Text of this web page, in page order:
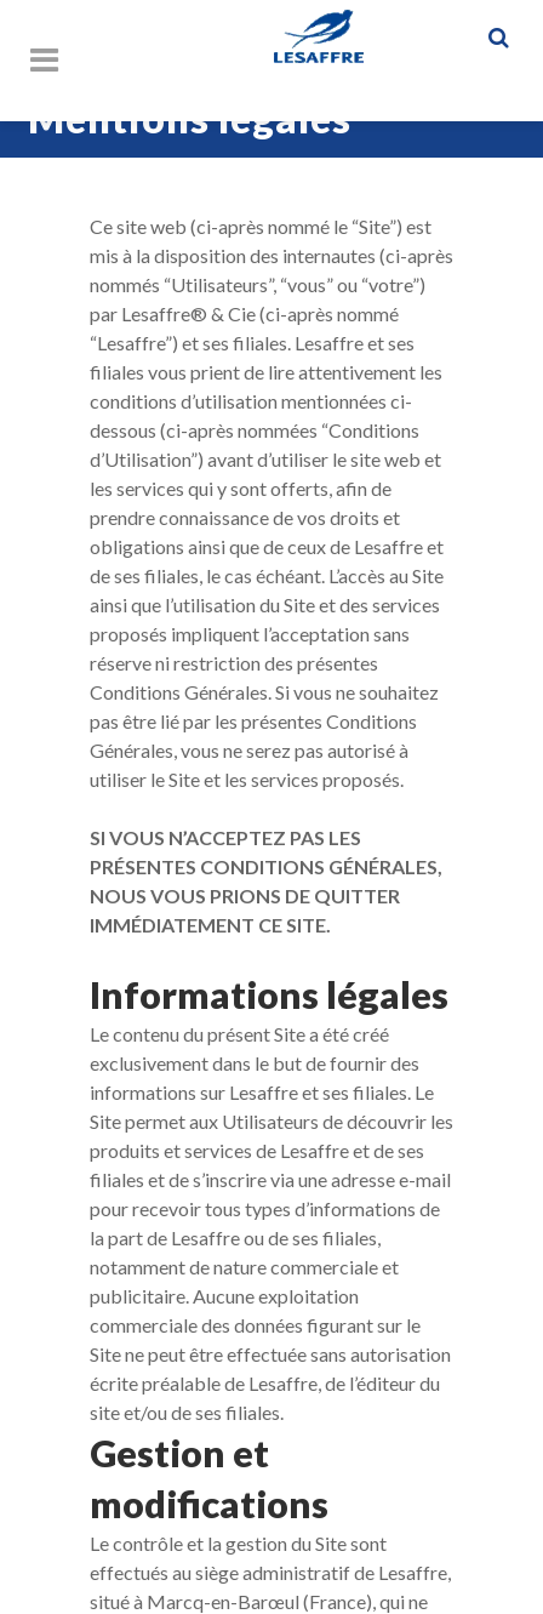
Mentions légales
Ce site web (ci-après nommé le “Site”) est
mis à la disposition des internautes (ci-après
nommés “Utilisateurs”, “vous” ou “votre”)
par Lesaffre® & Cie (ci-après nommé
“Lesaffre”) et ses filiales. Lesaffre et ses
filiales vous prient de lire attentivement les
conditions d’utilisation mentionnées ci-
dessous (ci-après nommées “Conditions
d’Utilisation”) avant d’utiliser le site web et
les services qui y sont offerts, afin de
prendre connaissance de vos droits et
obligations ainsi que de ceux de Lesaffre et
de ses filiales, le cas échéant. L’accès au Site
ainsi que l’utilisation du Site et des services
proposés impliquent l’acceptation sans
réserve ni restriction des présentes
Conditions Générales. Si vous ne souhaitez
pas être lié par les présentes Conditions
Générales, vous ne serez pas autorisé à
utiliser le Site et les services proposés.
SI VOUS N’ACCEPTEZ PAS LES
PRÉSENTES CONDITIONS GÉNÉRALES,
NOUS VOUS PRIONS DE QUITTER
IMMÉDIATEMENT CE SITE.
Informations légales
Le contenu du présent Site a été créé
exclusivement dans le but de fournir des
informations sur Lesaffre et ses filiales. Le
Site permet aux Utilisateurs de découvrir les
produits et services de Lesaffre et de ses
filiales et de s’inscrire via une adresse e-mail
pour recevoir tous types d’informations de
la part de Lesaffre ou de ses filiales,
notamment de nature commerciale et
publicitaire. Aucune exploitation
commerciale des données figurant sur le
Site ne peut être effectuée sans autorisation
écrite préalable de Lesaffre, de l’éditeur du
site et/ou de ses filiales.
Gestion et
modifications
Le contrôle et la gestion du Site sont
effectués au siège administratif de Lesaffre,
situé à Marcq-en-Barœul (France), qui ne